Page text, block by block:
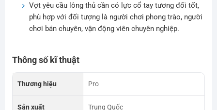
Vợt yêu cầu lông thủ cần có lực cổ tay tương đối tốt,
phù hợp với đối tượng là người chơi phong trào, người
chơi bán chuyên, vận động viên chuyên nghiệp.
Thông số kĩ thuật
Thương hiệu Pro
Sản xuất Trung Quốc